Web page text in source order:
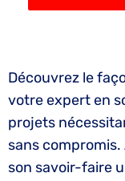
Découvrez le
votre expert en
projets
sans
son savoir-faire